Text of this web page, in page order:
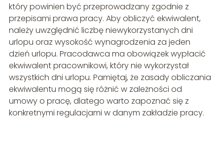
który powinien być przeprowadzany zgodnie z
przepisami prawa pracy. Aby obliczyć ekwiwalent,
należy uwzględnić liczbę niewykorzystanych dni
urlopu oraz wysokość wynagrodzenia za jeden
dzień urlopu. Pracodawca ma obowiązek wypłacić
ekwiwalent pracownikowi, który nie wykorzystał
wszystkich dni urlopu. Pamiętaj, że zasady obliczania
ekwiwalentu mogą się różnić w zależności od
umowy o pracę, dlatego warto zapoznać się z
konkretnymi regulacjami w danym zakładzie pracy.